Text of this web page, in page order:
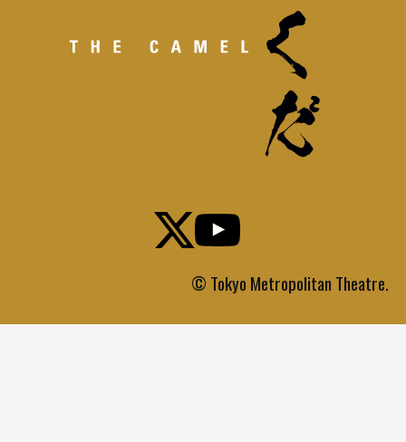
© Tokyo Metropolitan Theatre.